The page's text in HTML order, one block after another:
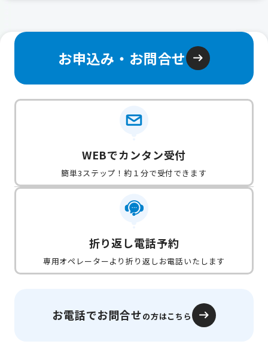
お申込み・お問合せ
WEBでカンタン受付
簡単3ステップ！約１分で受付できます
折り返し電話予約
専用オペレーターより折り返しお電話いたします
お電話でお問合せの方はこちら